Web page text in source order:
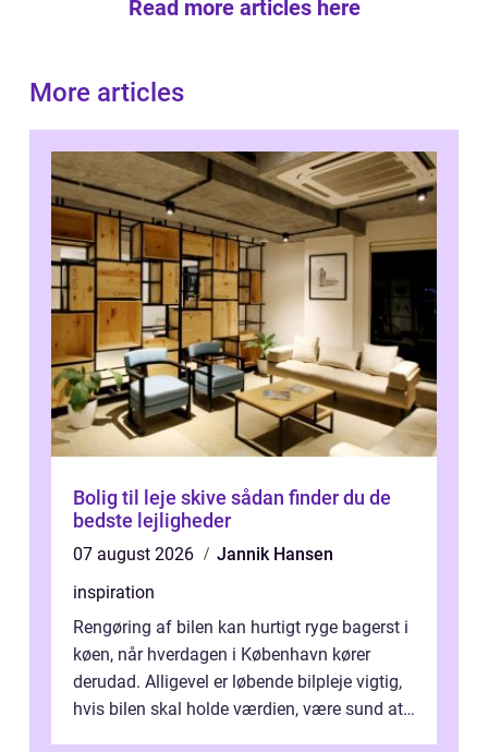
Read more articles here
More articles
Bolig til leje skive sådan finder du de
bedste lejligheder
07 august 2026
Jannik Hansen
inspiration
Rengøring af bilen kan hurtigt ryge bagerst i
køen, når hverdagen i København kører
derudad. Alligevel er løbende bilpleje vigtig,
hvis bilen skal holde værdien, være sund at